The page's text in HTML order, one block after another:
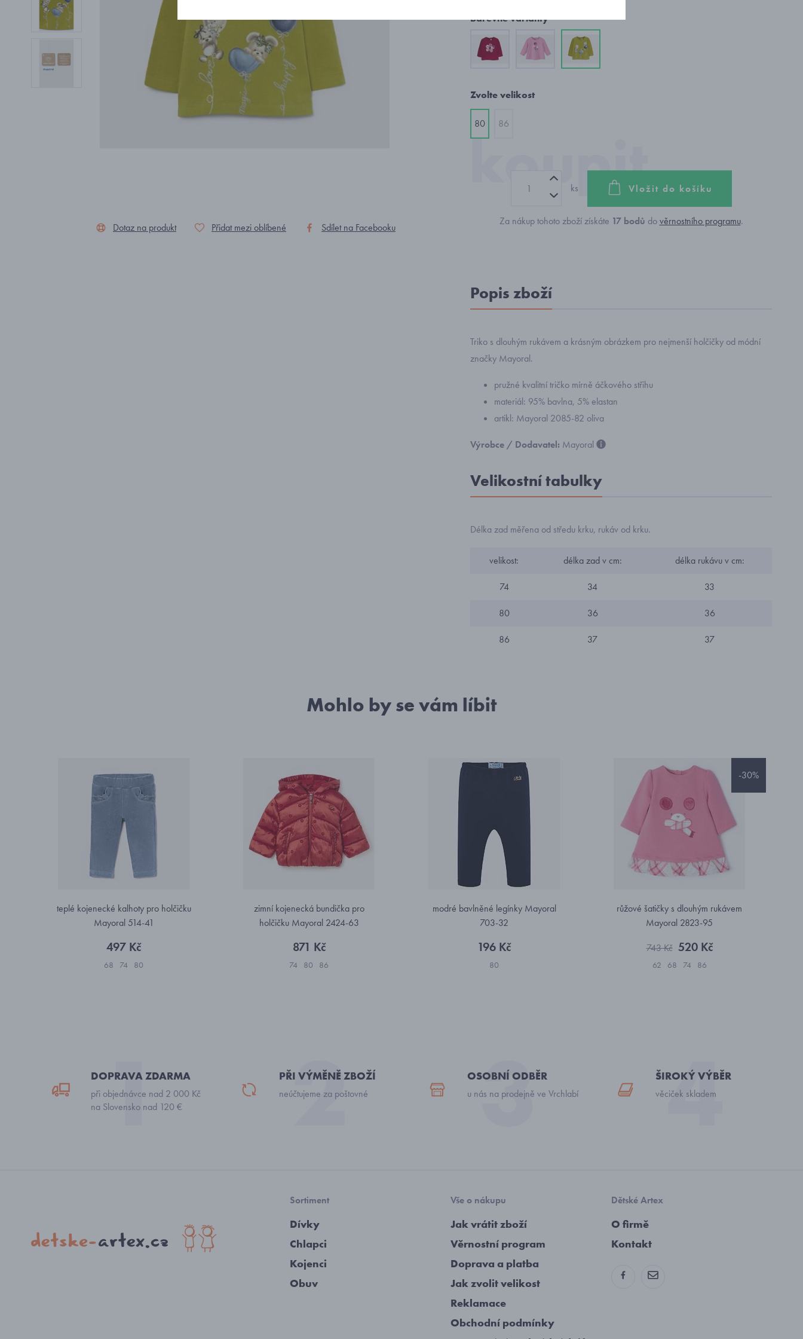
Dotaz na produkt Přidat mezi oblíbené Sdílet na Facebooku
Barevné varianty
Zvolte velikost
80 86
ks Vložit do košíku
Za nákup tohoto zboží získáte 17bodů dověrnostního programu.
Popis zboží
Triko s dlouhým rukávem a krásným obrázkem pro nejmenší holčičky od módní
značky Mayoral.
pružné kvalitní tričko mírně áčkového střihu
materiál: 95% bavlna, 5% elastan
artikl: Mayoral 2085-82 oliva
Výrobce / Dodavatel: Mayoral
Velikostní tabulky
Délka zad měřena od středu krku, rukáv od krku.
velikost: délka zad v cm: délka rukávu v cm:
74 34 33
80 36 36
86 37 37
Mohlo by se vám líbit
teplé kojenecké kalhoty pro holčičku
Mayoral 514-41
497 Kč
68 74 80
zimní kojenecká bundička pro
holčičku Mayoral 2424-63
871 Kč
74 80 86
modré bavlněné legínky Mayoral
703-32
196 Kč
80
-30%
růžové šatičky s dlouhým rukávem
Mayoral 2823-95
743 Kč 520 Kč
62 68 74 86
DOPRAVA ZDARMA
při objednávce nad 2 000 Kč
na Slovensko nad 120 €
PŘI VÝMĚNĚ ZBOŽÍ
neúčtujeme za poštovné
OSOBNÍ ODBĚR
u nás na prodejně ve Vrchlabí
ŠIROKÝ VÝBĚR
věciček skladem
Sortiment
Dívky
Chlapci
Kojenci
Obuv
Vše o nákupu
Jak vrátit zboží
Věrnostní program
Doprava a platba
Jak zvolit velikost
Reklamace
Obchodní podmínky
Dětské Artex
O firmě
Kontakt